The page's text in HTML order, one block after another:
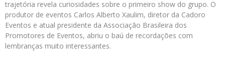
trajetória revela curiosidades sobre o primeiro show do grupo. O
produtor de eventos Carlos Alberto Xaulim, diretor da Cadoro
Eventos e atual presidente da Associação Brasileira dos
Promotores de Eventos, abriu o baú de recordações com
lembranças muito interessantes.